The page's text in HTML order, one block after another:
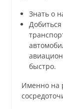
Знать о
быстро.
Именно на